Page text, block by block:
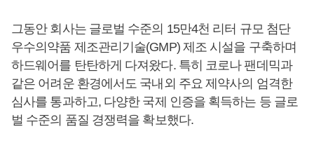
그동안 회사는 글로벌 수준의 15만4천 리터 규모 첨단
우수의약품 제조관리기술(GMP) 제조 시설을 구축하며
하드웨어를 탄탄하게 다져왔다. 특히 코로나 팬데믹과
같은 어려운 환경에서도 국내외 주요 제약사의 엄격한
심사를 통과하고, 다양한 국제 인증을 획득하는 등 글로
벌 수준의 품질 경쟁력을 확보했다.